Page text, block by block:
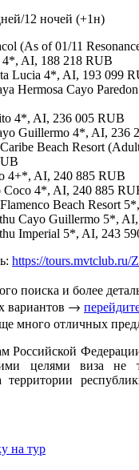
12 ночей (+1н)
(As of 01/11
AI, 188 218 RUB
Lucia 4*, AI, 193 099
Hermosa Cayo
4*, AI, 236 005 RUB
Guillermo 4*, AI, 236
Beach Resort
4+*, AI, 240 885 RUB
Coco 4*, AI, 240 885
Beach Resort
Cayo Guillermo 5*,
Imperial 5*, AI, 243
https://tours.mvtclub.ru/
поиска и более
вариантов →
много отличных
Российской
целями виза не
территории
на тур